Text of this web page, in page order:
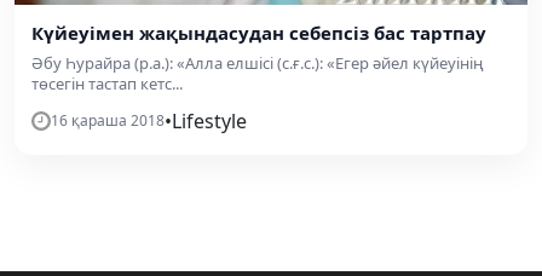
Күйеуімен жақындасудан себепсіз бас тартпау
Әбу Һурайра (р.а.): «Алла елшісі (с.ғ.с.): «Егер әйел күйеуінің
төсегін тастап кетс...
16 қараша 2018•Lifestyle